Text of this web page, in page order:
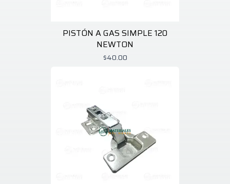
PISTÓN A GAS SIMPLE 120
NEWTON
$40.00